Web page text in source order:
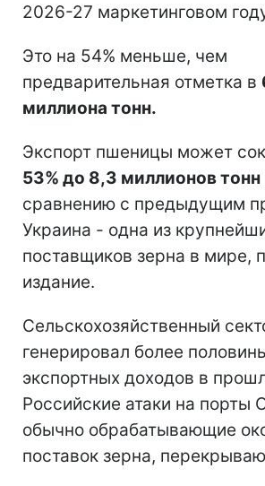
2026-27 маркетинговом
Это на 54% меньше, чем
предварительная отметка в
миллиона тонн.
Экспорт пшеницы может
53% до 8,3 миллионов тонн
сравнению с предыдущим
Украина - одна из
поставщиков зерна в мире,
издание.
Сельскохозяйственный
генерировал более
экспортных доходов в
Российские атаки на порты
обычно обрабатывающие
поставок зерна,